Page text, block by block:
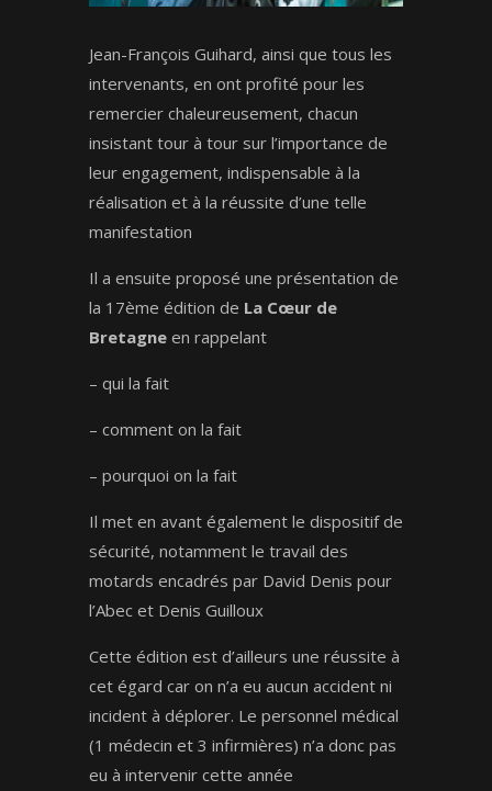
Jean-François Guihard, ainsi que tous les
intervenants, en ont profité pour les
remercier chaleureusement, chacun
insistant tour à tour sur l’importance de
leur engagement, indispensable à la
réalisation et à la réussite d’une telle
manifestation
Il a ensuite proposé une présentation de
la 17ème édition de La Cœur de
Bretagneen rappelant
– qui la fait
– comment on la fait
– pourquoi on la fait
Il met en avant également le dispositif de
sécurité, notamment le travail des
motards encadrés par David Denis pour
l’Abec et Denis Guilloux
Cette édition est d’ailleurs une réussite à
cet égard car on n’a eu aucun accident ni
incident à déplorer. Le personnel médical
(1 médecin et 3 infirmières) n’a donc pas
eu à intervenir cette année